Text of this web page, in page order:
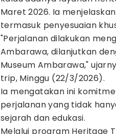
Maret 2026. Ia
termasuk penyesuaian
"Perjalanan dilakukan
Ambarawa, dilanjutkan
Museum Ambarawa,"
trip, Minggu (22/3/2026).
Ia mengatakan ini
perjalanan yang tidak
sejarah dan edukasi.
Melalui program Heritage